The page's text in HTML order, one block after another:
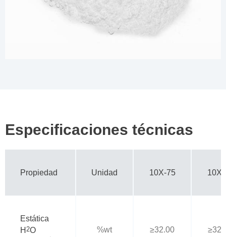
Especificaciones técnicas
Propiedad Unidad 10X-75 10X-
Estática
H 2O
%wt ≥32.00